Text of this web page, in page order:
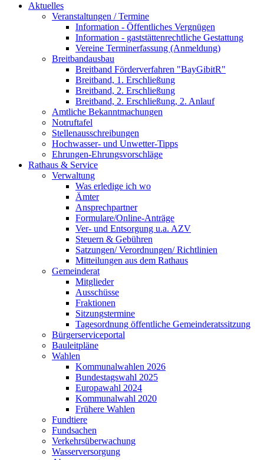
Aktuelles
Veranstaltungen / Termine
Information - Öffentliches Vergnügen
Information - gaststättenrechtliche Gestattung
Vereine Terminerfassung (Anmeldung)
Breitbandausbau
Breitband Förderverfahren "BayGibitR"
Breitband, 1. Erschließung
Breitband, 2. Erschließung
Breitband, 2. Erschließung, 2. Anlauf
Amtliche Bekanntmachungen
Notruftafel
Stellenausschreibungen
Hochwasser- und Unwetter-Tipps
Ehrungen-Ehrungsvorschläge
Rathaus & Service
Verwaltung
Was erledige ich wo
Ämter
Ansprechpartner
Formulare/Online-Anträge
Ver- und Entsorgung u.a. AZV
Steuern & Gebühren
Satzungen/ Verordnungen/ Richtlinien
Mitteilungen aus dem Rathaus
Gemeinderat
Mitglieder
Ausschüsse
Fraktionen
Sitzungstermine
Tagesordnung öffentliche Gemeinderatssitzung
Bürgerserviceportal
Bauleitpläne
Wahlen
Kommunalwahlen 2026
Bundestagswahl 2025
Europawahl 2024
Kommunalwahl 2020
Frühere Wahlen
Fundtiere
Fundsachen
Verkehrsüberwachung
Wasserversorgung